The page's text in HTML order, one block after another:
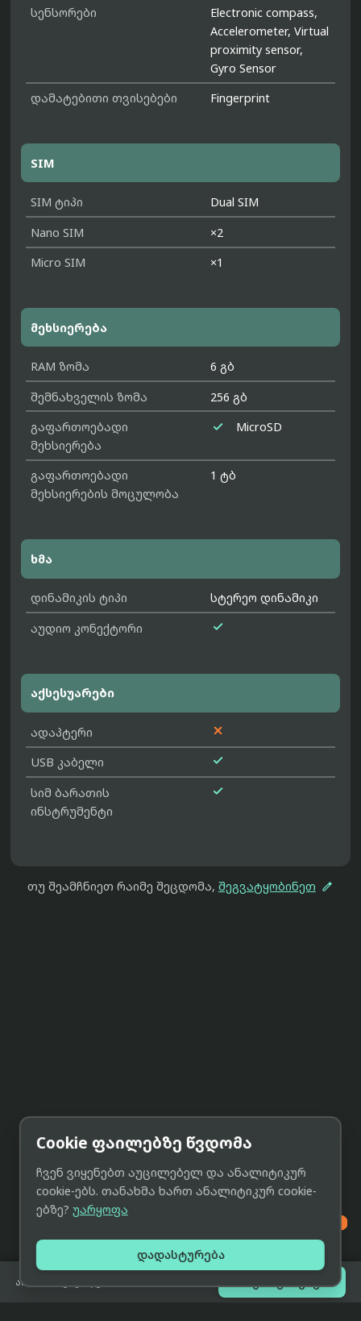
სენსორები
Electronic compass,
Accelerometer, Virtual
proximity sensor,
Gyro Sensor
დამატებითი თვისებები
Fingerprint
SIM
SIM ტიპი
Dual SIM
Nano SIM
×2
Micro SIM
×1
მეხსიერება
RAM ზომა
6 გბ
შემნახველის ზომა
256 გბ
გაფართოებადი
მეხსიერება
 MicroSD
გაფართოებადი
მეხსიერების მოცულობა
1 ტბ
ხმა
დინამიკის ტიპი
სტერეო დინამიკი
აუდიო კონექტორი

აქსესუარები
ადაპტერი 
USB კაბელი 
სიმ ბარათის
ინსტრუმენტი

თუ შეამჩნიეთ რაიმე შეცდომა, შეგვატყობინეთ 
არ არის გაყიდვაში შეთავაზებები

Cookie ფაილებზე წვდომა
ჩვენ ვიყენებთ აუცილებელ და ანალიტიკურ
cookie-ებს. თანახმა ხართ ანალიტიკურ cookie-
ებზე? უარყოფა
დადასტურება